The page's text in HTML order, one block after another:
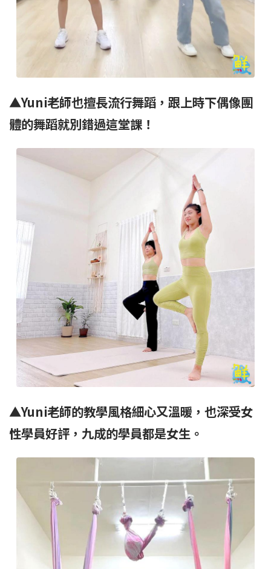
▲Yuni老師也擅長流行舞蹈，跟上時下偶像團
體的舞蹈就別錯過這堂課！
▲Yuni老師的教學風格細心又溫暖，也深受女
性學員好評，九成的學員都是女生。